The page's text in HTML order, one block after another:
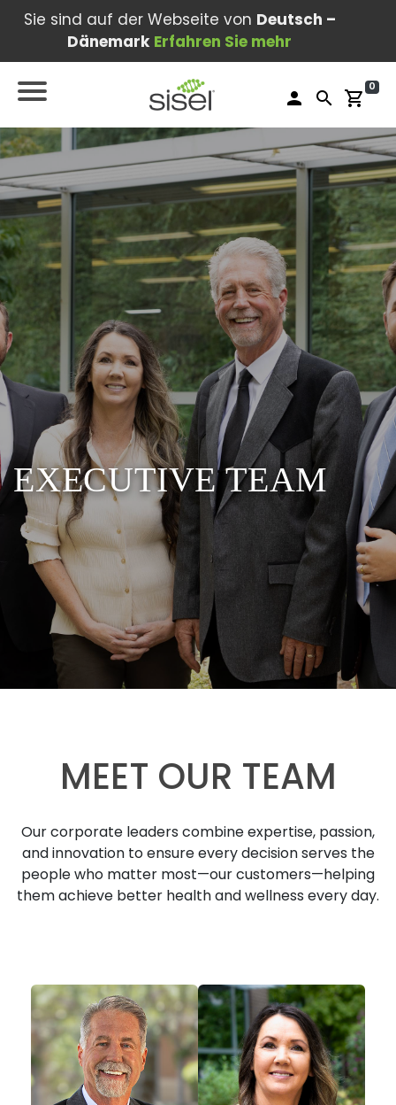
Sie sind auf der Webseite von Deutsch –
Dänemark Erfahren Sie mehr
person search shopping_cart
0
EXECUTIVE TEAM
MEET OUR TEAM
Our corporate leaders combine expertise, passion,
and innovation to ensure every decision serves the
people who matter most—our customers—helping
them achieve better health and wellness every day.